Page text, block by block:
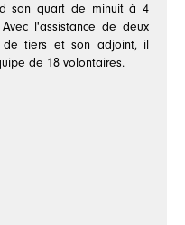
son quart de minuit à 4
l'assistance de deux
de tiers et son adjoint, il
de 18 volontaires.